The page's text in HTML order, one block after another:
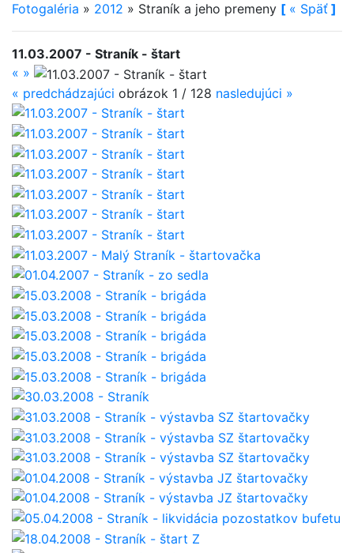
Fotogaléria » 2012 » Straník a jeho premeny [ « Späť ]
11.03.2007 - Straník - štart
« »
« predchádzajúci obrázok 1 / 128 nasledujúci »